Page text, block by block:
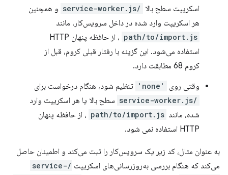
اسکریپت سطح بالا /service-worker.js
و همچنین
هر اسکریپت وارد شده در داخل سرویس‌کار، مانند
path/to/import.js
، از حافظه پنهان HTTP
استفاده می‌شود. این گزینه با رفتار قبلی کروم، قبل از
کروم 68 مطابقت دارد.
وقتی روی
'none' تنظیم شود، هنگام درخواست برای
/service-worker.js
سطح بالا یا هر اسکریپت وارد
شده، مانند path/to/import.js ، از حافظه پنهان
HTTP استفاده نمی شود.
به عنوان مثال، کد زیر یک سرویس‌کار را ثبت می‌کند و اطمینان حاصل
می‌کند که هنگام بررسی به‌روزرسانی‌های اسکریپت
/service-